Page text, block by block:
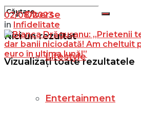
Nici un rezultat
Vizualizați toate rezultatele
Diverse
Lifestyle
Entertainment
02/08/2023
in Infidelitate